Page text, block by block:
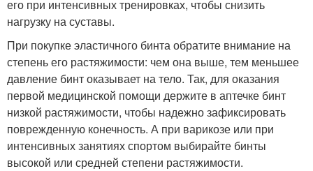
его при интенсивных тренировках, чтобы снизить
нагрузку на суставы.
При покупке эластичного бинта обратите внимание на
степень его растяжимости: чем она выше, тем меньшее
давление бинт оказывает на тело. Так, для оказания
первой медицинской помощи держите в аптечке бинт
низкой растяжимости, чтобы надежно зафиксировать
поврежденную конечность. А при варикозе или при
интенсивных занятиях спортом выбирайте бинты
высокой или средней степени растяжимости.